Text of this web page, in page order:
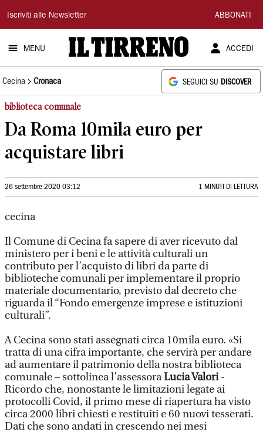
Il
Tirreno
Iscriviti alle Newsletter ABBONATI
MENU ACCEDI
Cecina Cronaca SEGUICI SU DISCOVER
biblioteca comunale
Da Roma 10mila euro per
acquistare libri
26 settembre 2020 03:12 1 MINUTI DI LETTURA
cecina
Il Comune di Cecina fa sapere di aver ricevuto dal
ministero per i beni e le attività culturali un
contributo per l’acquisto di libri da parte di
biblioteche comunali per implementare il proprio
materiale documentario, previsto dal decreto che
riguarda il “Fondo emergenze imprese e istituzioni
culturali”.
A Cecina sono stati assegnati circa 10mila euro. «Si
tratta di una cifra importante, che servirà per andare
ad aumentare il patrimonio della nostra biblioteca
comunale – sottolinea l’assessoraLucia Valori-
Ricordo che, nonostante le limitazioni legate ai
protocolli Covid, il primo mese di riapertura ha visto
circa 2000 libri chiesti e restituiti e 60 nuovi tesserati.
Dati che sono andati in crescendo nei mesi